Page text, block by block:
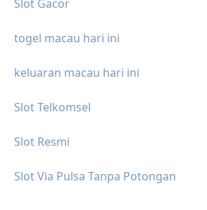
Slot Gacor
togel macau hari ini
keluaran macau hari ini
Slot Telkomsel
Slot Resmi
Slot Via Pulsa Tanpa Potongan